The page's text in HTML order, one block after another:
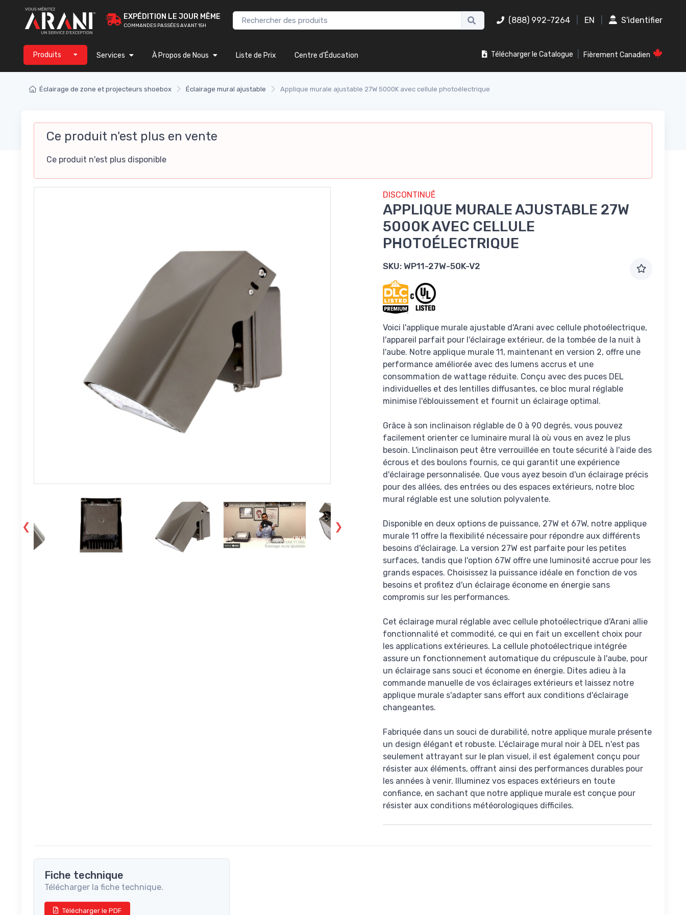
EXPÉDITION LE JOUR MÊME
COMMANDES PASSÉES AVANT 15H
(888) 992-7264 EN S'identifier
Produits Services À Propos de Nous Liste de Prix Centre d'Éducation Télécharger le Catalogue Fièrement Canadien
Éclairage de zone et projecteurs shoebox Éclairage mural ajustable Applique murale ajustable 27W 5000K avec cellule photoélectrique
Ce produit n'est plus en vente
Ce produit n'est plus disponible
DISCONTINUÉ
APPLIQUE MURALE AJUSTABLE 27W
5000K AVEC CELLULE
PHOTOÉLECTRIQUE
SKU: WP11-27W-50K-V2
Voici l'applique murale ajustable d'Arani avec cellule photoélectrique,
l'appareil parfait pour l'éclairage extérieur, de la tombée de la nuit à
l'aube. Notre applique murale 11, maintenant en version 2, offre une
performance améliorée avec des lumens accrus et une
consommation de wattage réduite. Conçu avec des puces DEL
individuelles et des lentilles diffusantes, ce bloc mural réglable
minimise l'éblouissement et fournit un éclairage optimal.
Grâce à son inclinaison réglable de 0 à 90 degrés, vous pouvez
facilement orienter ce luminaire mural là où vous en avez le plus
besoin. L'inclinaison peut être verrouillée en toute sécurité à l'aide des
écrous et des boulons fournis, ce qui garantit une expérience
d'éclairage personnalisée. Que vous ayez besoin d'un éclairage précis
pour des allées, des entrées ou des espaces extérieurs, notre bloc
mural réglable est une solution polyvalente.
Disponible en deux options de puissance, 27W et 67W, notre applique
murale 11 offre la flexibilité nécessaire pour répondre aux différents
besoins d'éclairage. La version 27W est parfaite pour les petites
surfaces, tandis que l'option 67W offre une luminosité accrue pour les
grands espaces. Choisissez la puissance idéale en fonction de vos
besoins et profitez d'un éclairage économe en énergie sans
compromis sur les performances.
Cet éclairage mural réglable avec cellule photoélectrique d'Arani allie
fonctionnalité et commodité, ce qui en fait un excellent choix pour
les applications extérieures. La cellule photoélectrique intégrée
assure un fonctionnement automatique du crépuscule à l'aube, pour
un éclairage sans souci et économe en énergie. Dites adieu à la
commande manuelle de vos éclairages extérieurs et laissez notre
applique murale s'adapter sans effort aux conditions d'éclairage
changeantes.
Fabriquée dans un souci de durabilité, notre applique murale présente
un design élégant et robuste. L'éclairage mural noir à DEL n'est pas
seulement attrayant sur le plan visuel, il est également conçu pour
résister aux éléments, offrant ainsi des performances durables pour
les années à venir. Illuminez vos espaces extérieurs en toute
confiance, en sachant que notre applique murale est conçue pour
résister aux conditions météorologiques difficiles.
Fiche technique
Télécharger la fiche technique.
Télécharger le PDF